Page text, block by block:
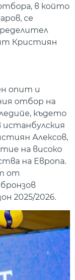
в който
се
Кристиян
опит и
отбор на
където
истанбулския
Алексов,
на високо
на Европа.
от
2025/2026.